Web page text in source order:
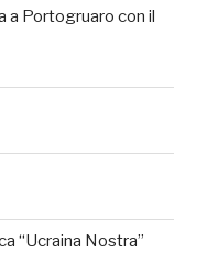
a Portogruaro con il
“Ucraina Nostra”